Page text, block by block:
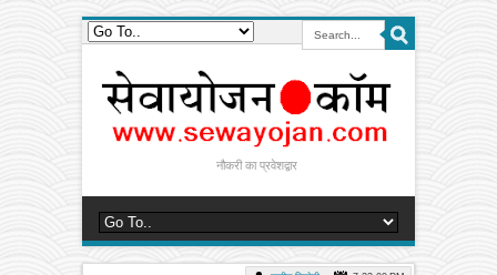
नौकरी का प्रवेशद्वार